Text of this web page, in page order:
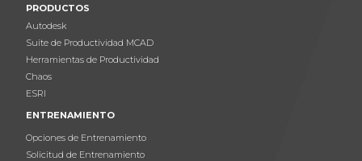
PRODUCTOS
Autodesk
Suite de Productividad MCAD
Herramientas de Productividad
Chaos
ESRI
ENTRENAMIENTO
Opciones de Entrenamiento
Solicitud de Entrenamiento